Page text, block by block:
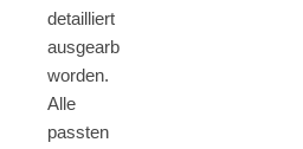
detailliert
ausgearbeitet
worden.
Alle
passten